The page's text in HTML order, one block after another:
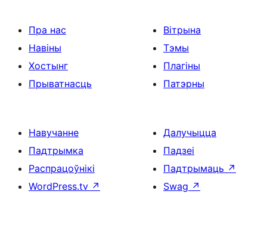
Пра нас
Навіны
Хостынг
Прыватнасць
Вітрына
Тэмы
Плагіны
Патэрны
Навучанне
Падтрымка
Распрацоўнікі
WordPress.tv ↗
Далучыцца
Падзеі
Падтрымаць ↗
Swag ↗